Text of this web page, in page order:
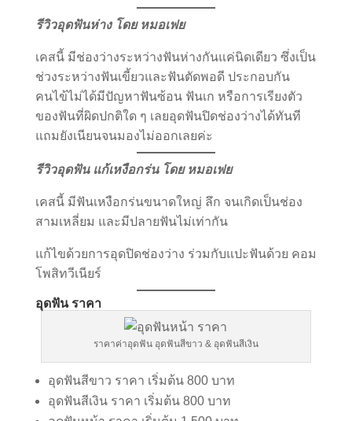
รีวิวอุดฟันห่าง โดย หมอเฟย
เคสนี้ มีช่องว่างระหว่างฟันห่างกันแค่นิดเดียว ซึ่งเป็น
ช่วงระหว่างฟันเขี้ยวและฟันตัดพอดี ประกอบกัน
คนไข้ไม่ได้มีปัญหาฟันซ้อน ฟันเก หรือการเรียงตัว
ของฟันที่ผิดปกติใด ๆ เลยอุดฟันปิดช่องว่างได้ทันที
แถมยังเนียนจนมองไม่ออกเลยค่ะ
รีวิวอุดฟัน แก้เหงือกร่น โดย หมอเฟย
เคสนี้ มีฟันเหงือกร่นขนาดใหญ่ ลึก จนเกิดเป็นช่อง
สามเหลี่ยม และมีปลายฟันไม่เท่ากัน
แก้ไขด้วยการอุดปิดช่องว่าง ร่วมกับแปะฟันด้วย คอม
โพสิทวีเนียร์
อุดฟัน ราคา
ราคาค่าอุดฟัน อุดฟันสีขาว & อุดฟันสีเงิน
อุดฟันสีขาว ราคา เริ่มต้น 800 บาท
อุดฟันสีเงิน ราคา เริ่มต้น 800 บาท